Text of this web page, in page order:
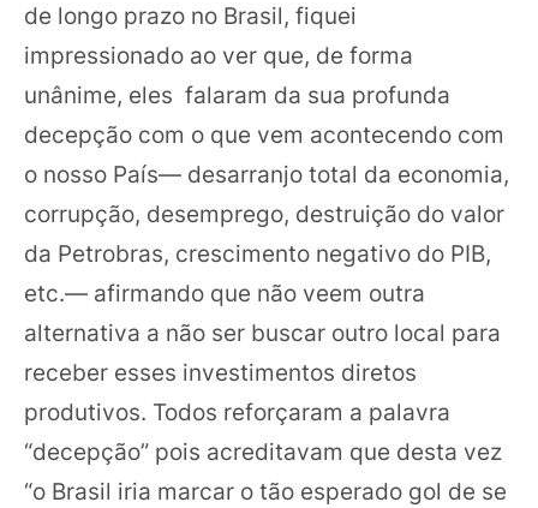
de longo prazo no Brasil, fiquei
impressionado ao ver que, de forma
unânime, eles falaram da sua profunda
decepção com o que vem acontecendo com
o nosso País— desarranjo total da economia,
corrupção, desemprego, destruição do valor
da Petrobras, crescimento negativo do PIB,
etc.— afirmando que não veem outra
alternativa a não ser buscar outro local para
receber esses investimentos diretos
produtivos. Todos reforçaram a palavra
“decepção” pois acreditavam que desta vez
“o Brasil iria marcar o tão esperado gol de se